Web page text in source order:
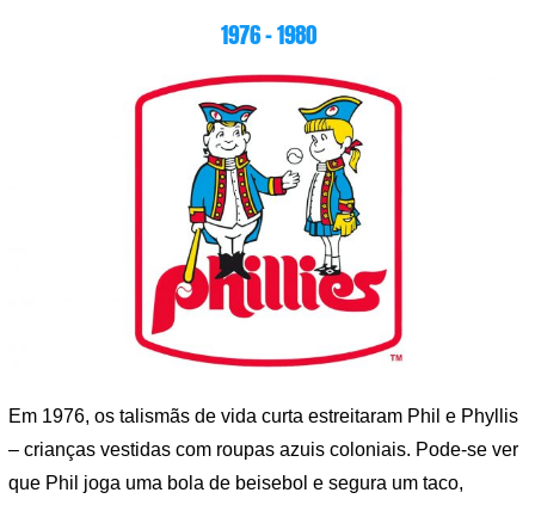
1976 – 1980
Em 1976, os talismãs de vida curta estreitaram Phil e Phyllis
– crianças vestidas com roupas azuis coloniais. Pode-se ver
que Phil joga uma bola de beisebol e segura um taco,